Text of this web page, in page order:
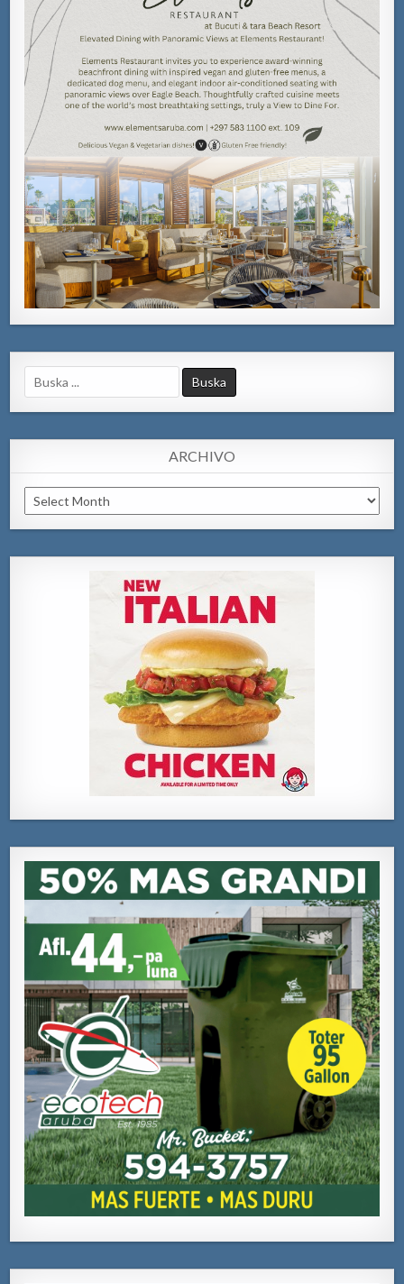
Search
for:
ARCHIVO
Archivo